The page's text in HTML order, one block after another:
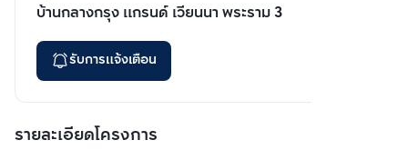
บ้านกลางกรุง แกรนด์ เวียนนา พระราม 3
รับการแจ้งเตือน
รายละเอียดโครงการ